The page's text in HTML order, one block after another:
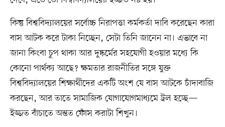
কিন্তু বিশ্ববিদ্যালয়ের সর্বোচ্চ নিরাপত্তা কর্মকর্তা দাবি করেছেন কারা
বাস আটক করে টাকা নিচ্ছেন, সেটা তিনি জানেন না। এভাবে না
জানা কিংবা চুপ থাকা আর দুষ্কর্মের সহযোগী হওয়ার মধ্যে কি
কোনো পার্থক্য আছে? ক্ষমতার রাজনীতির সঙ্গে যুক্ত
বিশ্ববিদ্যালয়ের শিক্ষার্থীদের একটি অংশ যে বাস আটকে চাঁদাবাজি
করছেন, আর তাতে সামাজিক যোগাযোগমাধ্যমে ট্রল হচ্ছে—
ইজ্জত বাঁচাতে অন্তত ফোঁস করাটা শিখুন।